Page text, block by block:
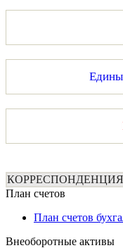
План счетов
План счетов
Внеоборотные активы